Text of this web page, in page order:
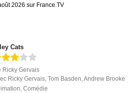
2026 sur France.TV
Cats
Ricky Gervais
Ricky Gervais,Tom Basden,Andrew Brooke
,Comédie